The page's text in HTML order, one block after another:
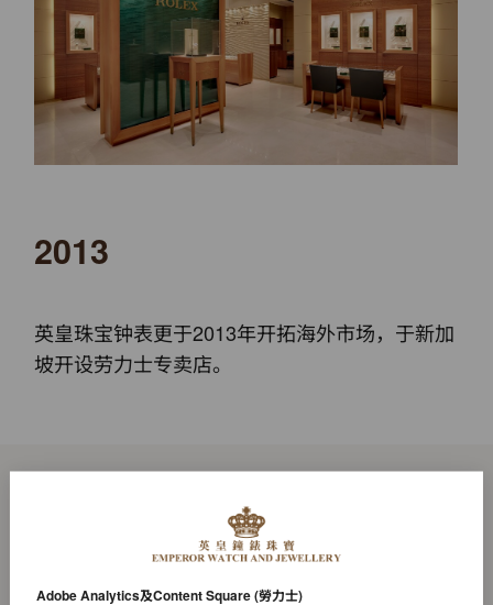
2013
英皇珠宝钟表更于2013年开拓海外市场，于新加
坡开设劳力士专卖店。
Adobe Analytics及Content Square (勞力士)